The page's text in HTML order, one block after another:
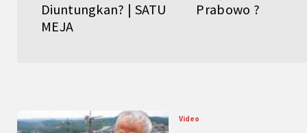
Diuntungkan? | SATU
MEJA
Prabowo ?
Video